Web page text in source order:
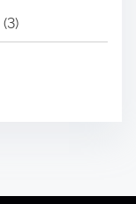
(3)